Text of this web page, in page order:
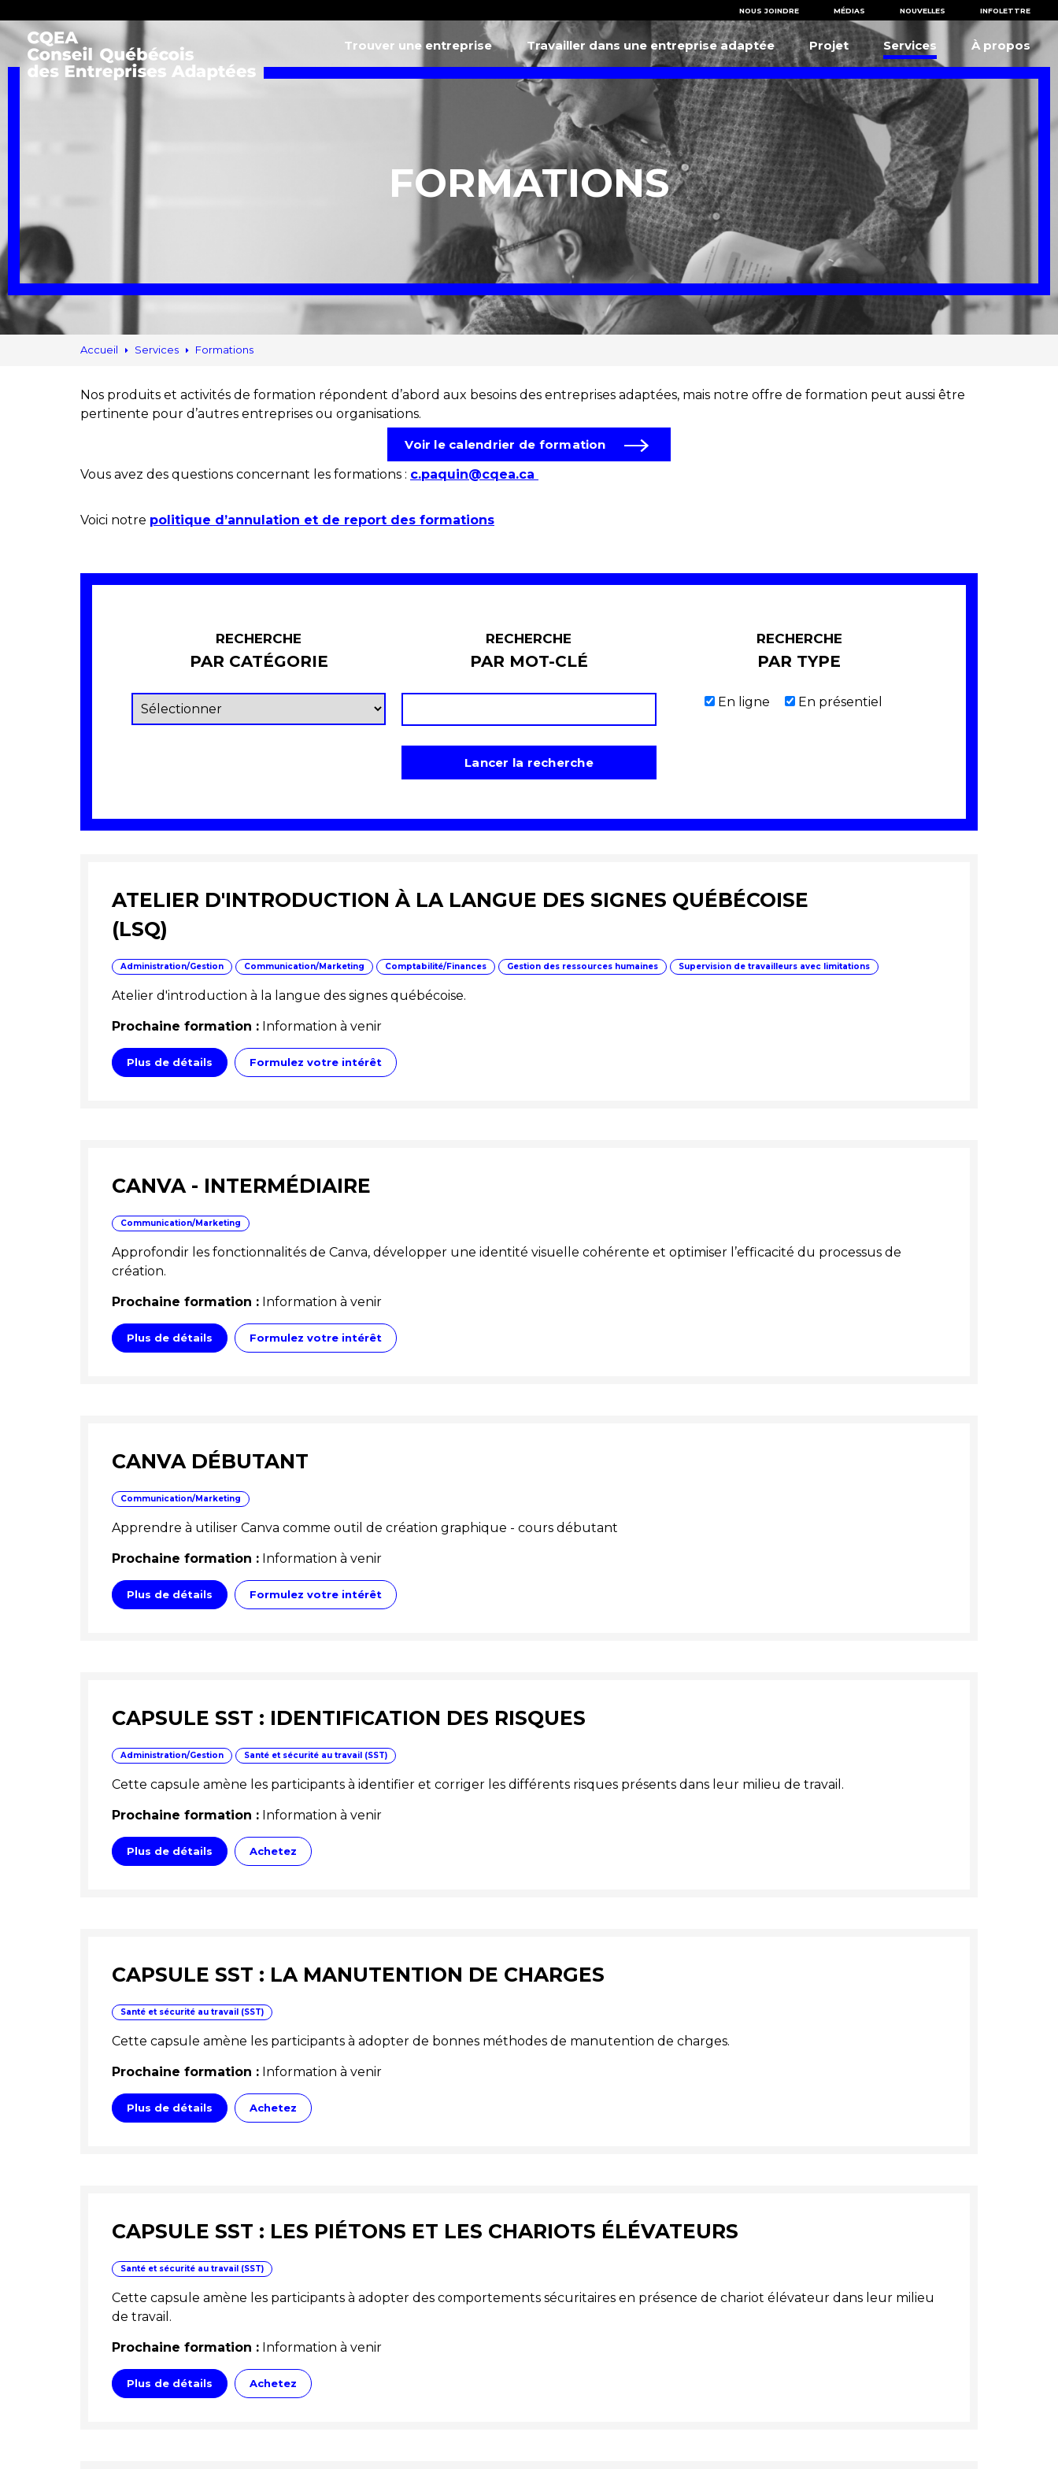
NOUS JOINDRE MÉDIAS NOUVELLES INFOLETTRE
Trouver une entreprise Travailler dans une entreprise adaptée Projet Services À propos
FORMATIONS
Accueil Services Formations
Nos produits et activités de formation répondent d’abord aux besoins des entreprises adaptées, mais notre offre de formation peut aussi être
pertinente pour d’autres entreprises ou organisations.
Voir le calendrier de formation
Vous avez des questions concernant les formations : c.paquin@cqea.ca
Voici notre politique d’annulation et de report des formations
RECHERCHE
PAR CATÉGORIE
RECHERCHE
PAR MOT-CLÉ
RECHERCHE
PAR TYPE
En ligne En présentiel
ATELIER D'INTRODUCTION À LA LANGUE DES SIGNES QUÉBÉCOISE
(LSQ)
Administration/Gestion Communication/Marketing Comptabilité/Finances Gestion des ressources humaines Supervision de travailleurs avec limitations
Atelier d'introduction à la langue des signes québécoise.
Prochaine formation : Information à venir
Plus de détails Formulez votre intérêt
CANVA - INTERMÉDIAIRE
Communication/Marketing
Approfondir les fonctionnalités de Canva, développer une identité visuelle cohérente et optimiser l’efficacité du processus de
création.
Prochaine formation : Information à venir
Plus de détails Formulez votre intérêt
CANVA DÉBUTANT
Communication/Marketing
Apprendre à utiliser Canva comme outil de création graphique - cours débutant
Prochaine formation : Information à venir
Plus de détails Formulez votre intérêt
CAPSULE SST : IDENTIFICATION DES RISQUES
Administration/Gestion Santé et sécurité au travail (SST)
Cette capsule amène les participants à identifier et corriger les différents risques présents dans leur milieu de travail.
Prochaine formation : Information à venir
Plus de détails Achetez
CAPSULE SST : LA MANUTENTION DE CHARGES
Santé et sécurité au travail (SST)
Cette capsule amène les participants à adopter de bonnes méthodes de manutention de charges.
Prochaine formation : Information à venir
Plus de détails Achetez
CAPSULE SST : LES PIÉTONS ET LES CHARIOTS ÉLÉVATEURS
Santé et sécurité au travail (SST)
Cette capsule amène les participants à adopter des comportements sécuritaires en présence de chariot élévateur dans leur milieu
de travail.
Prochaine formation : Information à venir
Plus de détails Achetez